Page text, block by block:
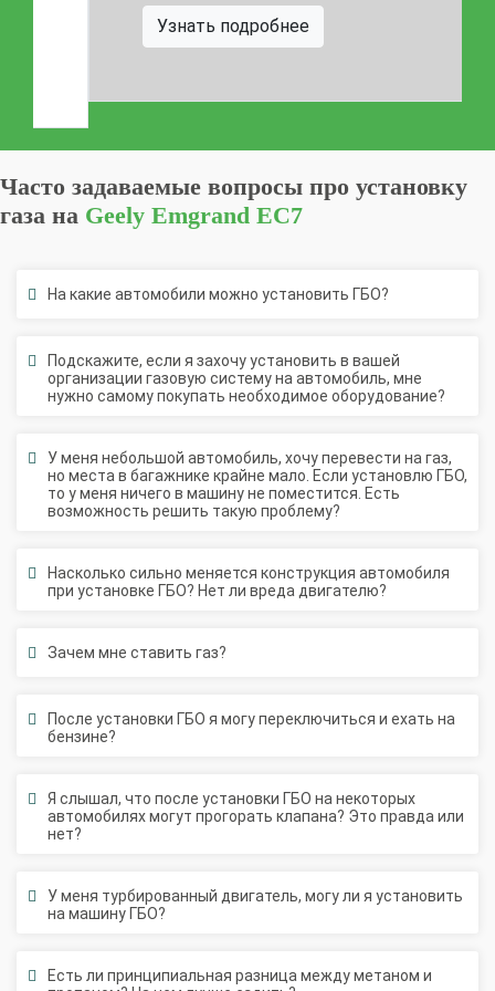
Узнать подробнее
газа наGeely Emgrand EC7
организации газовую систему на автомобиль, мне
нужно самому покупать необходимое оборудование?
но места в багажнике крайне мало. Если установлю ГБО,
то у меня ничего в машину не поместится. Есть
возможность решить такую проблему?
при установке ГБО? Нет ли вреда двигателю?
бензине?
автомобилях могут прогорать клапана? Это правда или
нет?
на машину ГБО?
пропаном? На чем лучше ездить?